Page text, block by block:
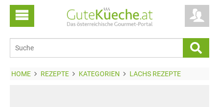
HOME REZEPTE KATEGORIEN LACHS REZEPTE